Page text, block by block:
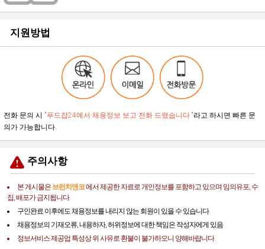
지원방법
전화 문의 시 "푸드잡24에서 채용정보 보고 전화 드렸습니다."라고 하시면 빠른 문
의가 가능합니다.
주의사항
본 게시물은브런치앤코에서 제공한 자료로 개인정보를 포함하고 있으며 임의유포, 수
집, 배포가 금지됩니다.
구인완료 이후에도 채용정보를 내리지 않는 회원이 있을 수 있습니다.
채용정보의 기재오류, 내용하자, 허위정보에 대한 책임은 작성자에게 있음.
정보서비스 제공업 특성상 위 사유로 환불이 불가하오니 양해바랍니다.